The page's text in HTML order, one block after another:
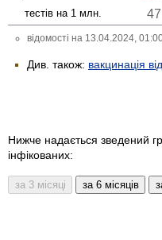
тестів на 1 млн.
відомості на 13.04.2024,
Див. також: вакцинація
Нижче надається зведений
інфікованих: